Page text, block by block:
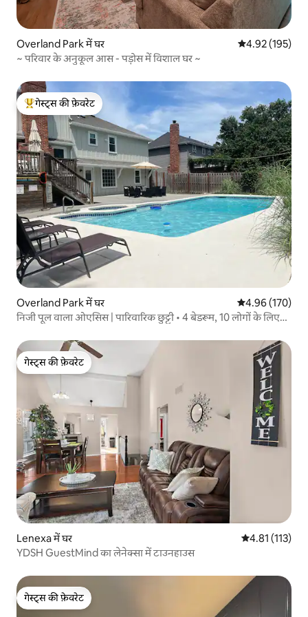
Overland Park में घर औसत रेटिंग 5 में से
4.92 (195)
~ परिवार के अनुकूल आस - पड़ोस में विशाल घर ~
गेस्ट्स का टॉप फ़ेवरेट
गेस्ट्स की फ़ेवरेट
Overland Park में घर औसत रेटिंग 5 में से
4.96 (170)
निजी पूल वाला ओएसिस | पारिवारिक छुट्टी • 4 बेडरूम, 10 लोगों के लिए
गेस्ट्स की फ़ेवरेट
गेस्ट्स की फ़ेवरेट
Lenexa में घर औसत रेटिंग 5 में से
4.81 (113)
YDSH GuestMind का लेनेक्सा में टाउनहाउस
गेस्ट्स की फ़ेवरेट
गेस्ट्स की फ़ेवरेट